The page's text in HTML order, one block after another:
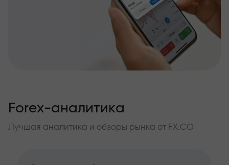
Forex-аналитика
Лучшая аналитика и обзоры рынка от FX.CO